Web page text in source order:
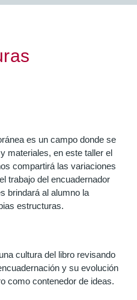
es un campo donde se
materiales, en este taller el
compartirá las variaciones
trabajo del encuadernador
brindará al alumno la
estructuras.
cultura del libro revisando
y su evolución
como contenedor de ideas.